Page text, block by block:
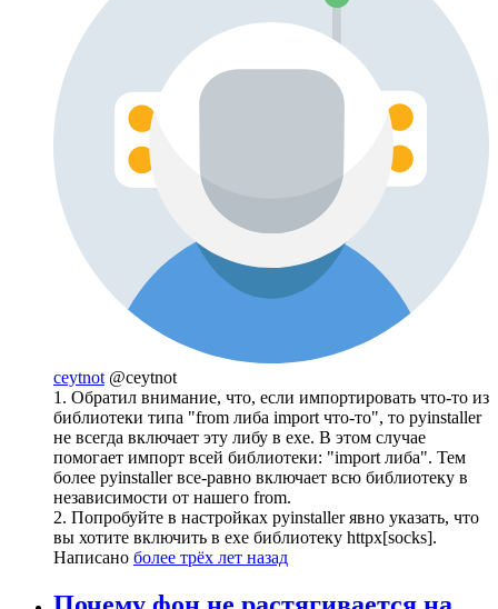
ceytnot @ceytnot
1. Обратил внимание, что, если импортировать что-то из
библиотеки типа "from либа import что-то", то pyinstaller
не всегда включает эту либу в exe. В этом случае
помогает импорт всей библиотеки: "import либа". Тем
более pyinstaller все-равно включает всю библиотеку в
независимости от нашего from.
2. Попробуйте в настройках pyinstaller явно указать, что
вы хотите включить в exe библиотеку httpx[socks].
Написано более трёх лет назад